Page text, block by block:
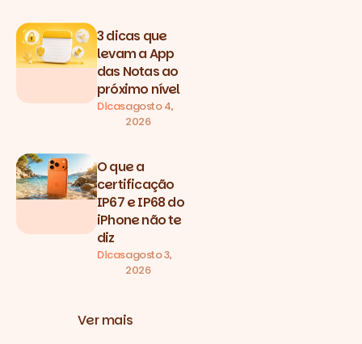
3 dicas que
levam a App
das Notas ao
próximo nível
Dicasagosto 4,
2026
O que a
certificação
IP67 e IP68 do
iPhone não te
diz
Dicasagosto 3,
2026
Ver mais